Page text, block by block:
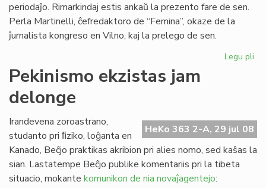
periodaĵo. Rimarkindaj estis ankaŭ la prezento fare de sen.
Perla Martinelli, ĉefredaktoro de “Femina”, okaze de la
ĵurnalista kongreso en Vilno, kaj la prelego de sen.
Legu pli
de
Pekinismo ekzistas jam
delonge
HeKo 363 2-A, 29 jul 08
Irandevena zoroastrano,
studanto pri ﬁziko, loĝanta en
Kanado, Beĉjo praktikas akribion pri alies nomo, sed kaŝas la
sian. Lastatempe Beĉjo publike komentariis pri la tibeta
situacio, mokante komunikon de nia novaĵagentejo: